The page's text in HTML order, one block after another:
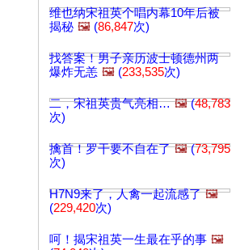
维也纳宋祖英个唱内幕10年后被
揭秘 🖼️ (86,847次)
找答案！男子亲历波士顿德州两
爆炸无恙 🖼️ (233,535次)
二，宋祖英贵气亮相… 🖼️(48,783
次)
擒首！罗干要不自在了 🖼️(73,795
次)
H7N9来了，人禽一起流感了 🖼️
(229,420次)
呵！揭宋祖英一生最在乎的事 🖼️